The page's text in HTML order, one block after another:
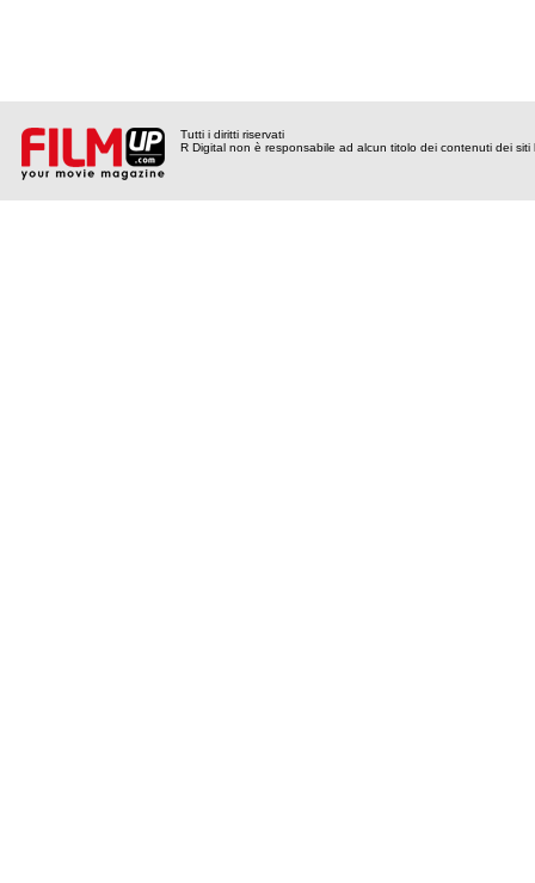
Tutti i diritti riservati
R Digital non è responsabile ad alcun titolo dei contenuti dei siti